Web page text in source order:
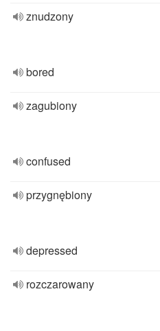
znudzony
bored
zagubiony
confused
przygnębiony
depressed
rozczarowany